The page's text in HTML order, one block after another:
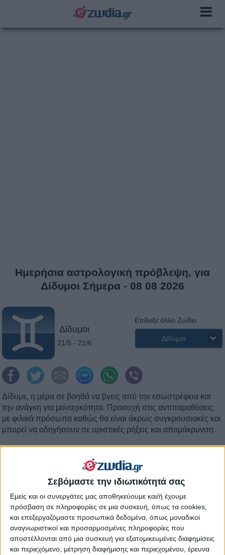
Σεβόμαστε την ιδιωτικότητά σας
Εμείς και οι συνεργάτες μας αποθηκεύουμε και/ή έχουμε
πρόσβαση σε πληροφορίες σε μια συσκευή, όπως τα cookies,
και επεξεργαζόμαστε προσωπικά δεδομένα, όπως μοναδικοί
αναγνωριστικοί και προσαρμοσμένες πληροφορίες που
αποστέλλονται από μια συσκευή για εξατομικευμένες διαφημίσεις
και περιεχόμενο, μέτρηση διαφήμισης και περιεχομένου, έρευνα
Ημερήσια αστρολογική πρόβλεψη, για
Δίδυμοι Σήμερα - 08 08 2026
Δίδυμοι
21/5 - 21/6
Επίλεξε άλλο Ζώδιο
Δίδυμοι
Δίδυμε, η μέρα σε βοηθά να βγεις από την εσωστρέφεια και
την ανάγκη για μοναχικότητα. Προσοχή στις αντιπαραθέσεις
με φιλικά πρόσωπα καθώς θα είναι άκρως συγκρουσιακές και
μπορεί να οδηγήσουν σε οριστικές ρήξεις και απομάκρυνση.